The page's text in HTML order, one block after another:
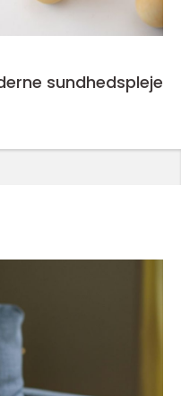
sundhedspleje